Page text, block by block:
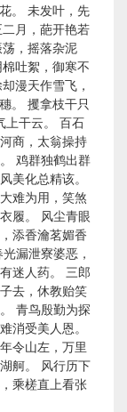
。 未发叶，先
月，葩开艳若
，摇落杂泥
吐絮，御寒不
漫天作雪飞，
。 攫拿枝干只
上干云。 百石
商，太翁操持
鸡群独鹤出群
美化总精该。
难为用，笑煞
履。 风尘青眼
添香瀹茗媚香
漏泄寮婆恶，
迷人药。 三郎
去，休教贻笑
青鸟殷勤为探
消受美人恩。
令山左，万里
舸。 风行历下
乘槎直上看张